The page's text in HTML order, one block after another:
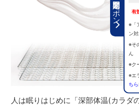
期間限定クーポン 有
※「
ン
※そ
ん
※ク
※エ
ちら
人は眠りはじめに「深部体温(カラダ